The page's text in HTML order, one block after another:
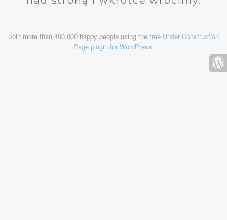
Join more than 400,000 happy people using the free Under Construction
Page plugin for WordPress.